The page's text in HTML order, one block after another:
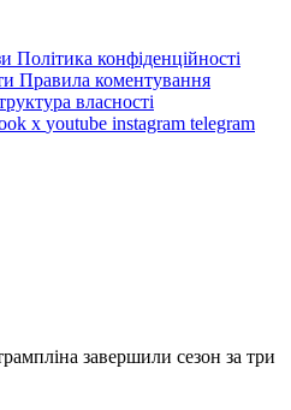
Політика конфіденційності
Правила коментування
власності
x youtube instagram telegram
завершили сезон за три